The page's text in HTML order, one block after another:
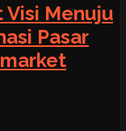
Visi Menuju
Pasar